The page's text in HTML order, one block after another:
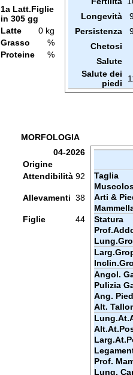
1a Latt.Figlie
in 305 gg
Latte
0 kg
Grasso
%
Proteine
%
Longevità
Persistenza
Chetosi
Salute
Salute dei
piedi
MORFOLOGIA
04-2026
Origine
Attendibilità 92
Allevamenti 38
Figlie 44
Taglia
Arti &
Statura
Angol.
Pulizia
Ang.
Alt.
Prof.
Lung.